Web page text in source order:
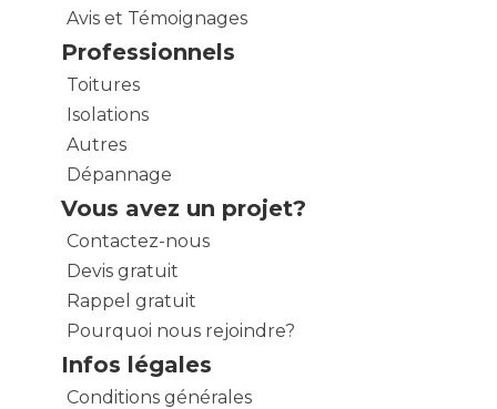
Avis et Témoignages
Professionnels
Toitures
Isolations
Autres
Dépannage
Vous avez un projet?
Contactez-nous
Devis gratuit
Rappel gratuit
Pourquoi nous rejoindre?
Infos légales
Conditions générales